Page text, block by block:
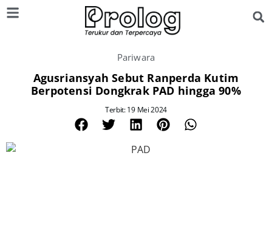
Pariwara
Agusriansyah Sebut Ranperda Kutim
Berpotensi Dongkrak PAD hingga 90%
Terbit: 19 Mei 2024